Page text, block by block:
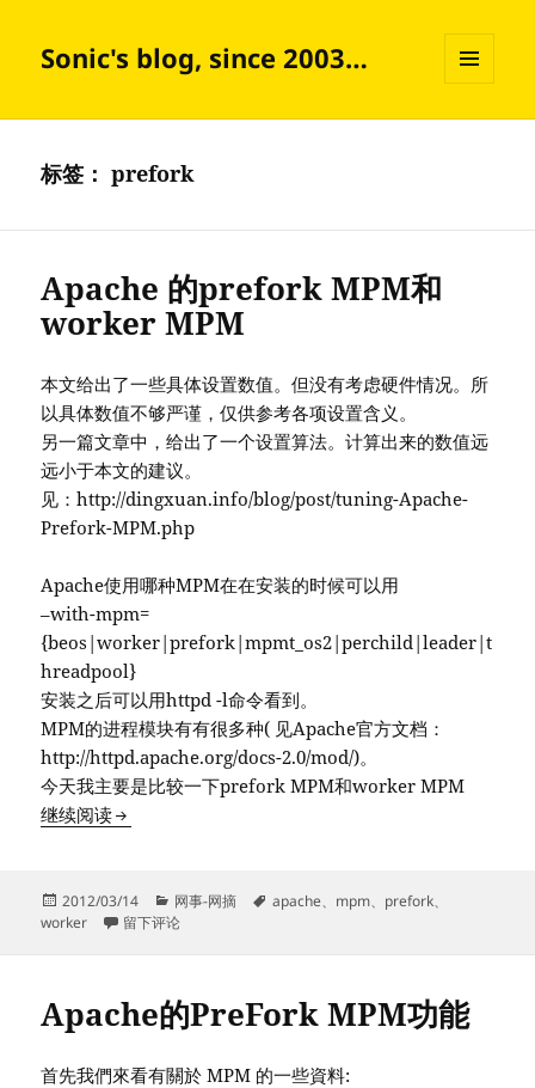
Sonic's blog, since 2003…
挂件
标签：prefork
Apache 的prefork MPM和
worker MPM
本文给出了一些具体设置数值。但没有考虑硬件情况。所
以具体数值不够严谨，仅供参考各项设置含义。
另一篇文章中，给出了一个设置算法。计算出来的数值远
远小于本文的建议。
见：http://dingxuan.info/blog/post/tuning-Apache-
Prefork-MPM.php
Apache使用哪种MPM在在安装的时候可以用
–with-mpm=
{beos|worker|prefork|mpmt_os2|perchild|leader|t
hreadpool}
安装之后可以用httpd -l命令看到。
MPM的进程模块有有很多种( 见Apache官方文档：
http://httpd.apache.org/docs-2.0/mod/)。
今天我主要是比较一下prefork MPM和worker MPM
继续阅读Apache 的prefork MPM和worker MPM
发
布
2012/03/14
分
类
网事-网摘
标
apache、 mpm、 prefork、
worker
于Apache 的prefork MPM和worker MPM
留下评论
Apache的PreFork MPM功能
首先我們來看有關於 MPM 的一些資料: